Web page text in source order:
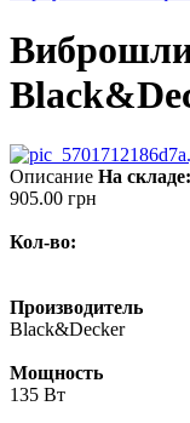
Описание На
905.00 грн
Кол-во:
Производитель
Black&Decker
Мощность
135 Вт